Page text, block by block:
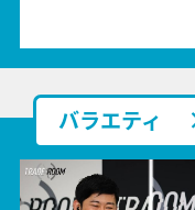
バラエティ